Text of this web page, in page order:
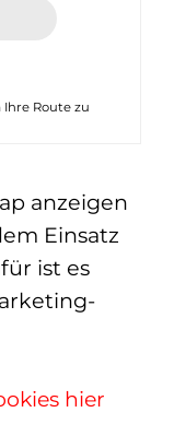
Route zu
anzeigen
Einsatz
ist es
hier